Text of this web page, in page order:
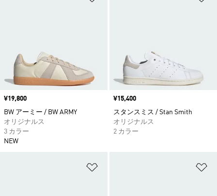
価格
¥19,800
BW アーミー / BW ARMY
オリジナルス
3 カラー
NEW
価格
¥15,400
スタンスミス / Stan Smith
オリジナルス
2 カラー